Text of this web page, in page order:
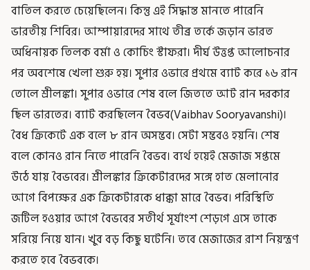
বাতিল করতে চেয়েছিলেন। কিন্তু এই সিদ্ধান্ত মানতে পারেনি
ভারতীয় শিবির। আম্পায়ারদের সাথে তীব্র তর্কে জড়ান ভারত
অধিনায়ক তিলক বর্মা ও কোচিং স্টাফরা। দীর্ঘ উত্তপ্ত আলোচনার
পর অবশেষে খেলা শুরু হয়। সুপার ওভারে প্রথমে ব্যাট করে ১৬ রান
তোলে শ্রীলঙ্কা। সুপার ওভারে শেষ বলে জিততে আট রান দরকার
ছিল ভারতের। ব্যাট করছিলেন বৈভব(Vaibhav Sooryavanshi)।
বৈধ ক্রিকেটে এক বলে ৮ রান অসম্ভব। সেটা সম্ভবও হয়নি। শেষ
বলে কোনও রান নিতে পারেনি বৈভব। ব্যর্থ হয়েই মেজাজ সপ্তমে
উঠে যায় বৈভবের। শ্রীলঙ্কার ক্রিকেটারদের সঙ্গে হাত মেলানোর
আগে বিপক্ষের এক ক্রিকেটারকে ধাক্কা মারে বৈভব। পরিস্থিতি
জটিল হওয়ার আগে বৈভবের সতীর্থ সূর্যাংশ শেড়গে এসে তাকে
সরিয়ে নিয়ে যান। খুব বড় কিছু ঘটেনি। তবে মেজাজের রাশ নিয়ন্ত্রণ
করতে হবে বৈভবকে।